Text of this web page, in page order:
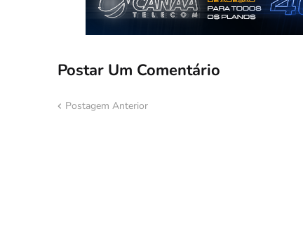
Postar Um Comentário
Postagem Anterior